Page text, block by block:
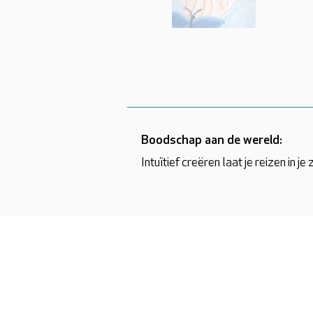
Boodschap aan de wereld:
Intuïtief creëren laat je reizen in je